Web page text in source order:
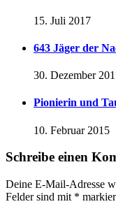
15. Juli 2017
643 Jäger der
30. Dezember
Pionierin und
10. Februar 2015
Schreibe einen
Deine E-Mail-Adresse
Felder sind mit *